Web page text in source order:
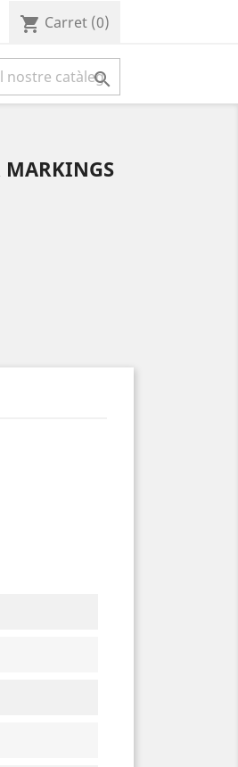
shopping_cart Carret (0)

MARKINGS